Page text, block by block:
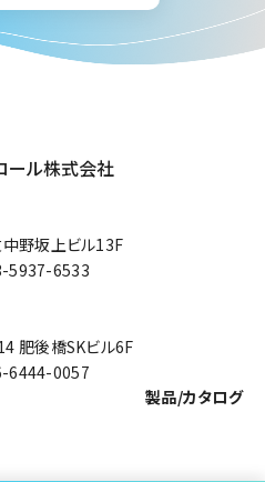
ール株式会社
野坂上ビル13F
5937-6533
肥後橋SKビル6F
6444-0057
製品/カタログ